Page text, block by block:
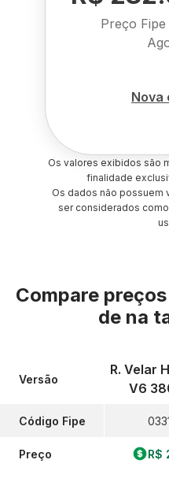
Preço
Nova
Os valores exibidos são
finalidade
Os dados não possuem
ser considerados
Compare
de na
Versão
Código Fipe
Preço
R. Velar
V6
R$